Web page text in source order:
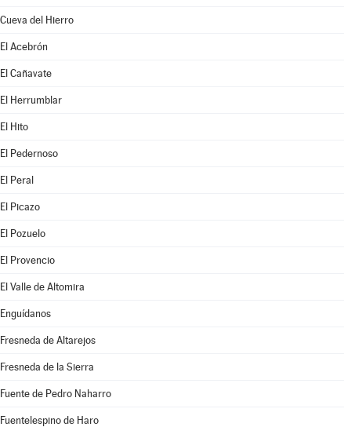
Cueva del Hierro
El Acebrón
El Cañavate
El Herrumblar
El Hito
El Pedernoso
El Peral
El Picazo
El Pozuelo
El Provencio
El Valle de Altomira
Enguídanos
Fresneda de Altarejos
Fresneda de la Sierra
Fuente de Pedro Naharro
Fuentelespino de Haro